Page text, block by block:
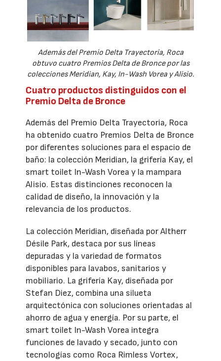
Además del Premio Delta Trayectoria, Roca
obtuvo cuatro Premios Delta de Bronce por las
colecciones Meridian, Kay, In-Wash Vorea y Alisio.
Cuatro productos distinguidos con el
Premio Delta de Bronce
Además del Premio Delta Trayectoria, Roca
ha obtenido cuatro Premios Delta de Bronce
por diferentes soluciones para el espacio de
baño: la colección Meridian, la grifería Kay, el
smart toilet In-Wash Vorea y la mampara
Alisio. Estas distinciones reconocen la
calidad de diseño, la innovación y la
relevancia de los productos.
La colección Meridian, diseñada por Altherr
Désile Park, destaca por sus líneas
depuradas y la variedad de formatos
disponibles para lavabos, sanitarios y
mobiliario. La grifería Kay, diseñada por
Stefan Diez, combina una silueta
arquitectónica con soluciones orientadas al
ahorro de agua y energía. Por su parte, el
smart toilet In-Wash Vorea integra
funciones de lavado y secado, junto con
tecnologías como Roca Rimless Vortex,